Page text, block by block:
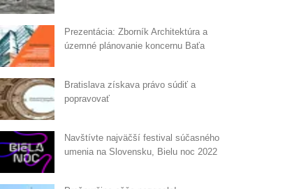
Prezentácia: Zborník Architektúra a
územné plánovanie koncernu Baťa
Bratislava získava právo súdiť a
popravovať
Navštívte najväčší festival súčasného
umenia na Slovensku, Bielu noc 2022